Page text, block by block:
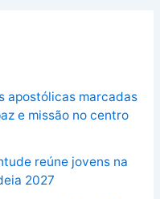
apostólicas marcadas
e missão no centro
reúne jovens na
2027